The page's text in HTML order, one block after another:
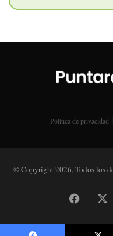
Política de privacidad |
© Copyright 2026, Todos los
Facebook